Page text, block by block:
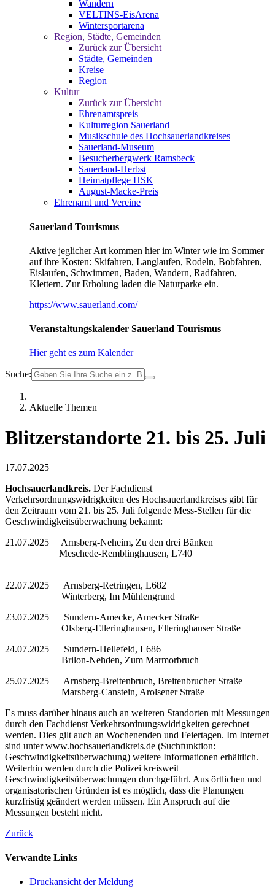
Wandern
VELTINS-EisArena
Wintersportarena
Region, Städte, Gemeinden
Zurück zur Übersicht
Städte, Gemeinden
Kreise
Region
Kultur
Zurück zur Übersicht
Ehrenamtspreis
Kulturregion Sauerland
Musikschule des Hochsauerlandkreises
Sauerland-Museum
Besucherbergwerk Ramsbeck
Sauerland-Herbst
Heimatpflege HSK
August-Macke-Preis
Ehrenamt und Vereine
Sauerland Tourismus
Aktive jeglicher Art kommen hier im Winter wie im Sommer
auf ihre Kosten: Skifahren, Langlaufen, Rodeln, Bobfahren,
Eislaufen, Schwimmen, Baden, Wandern, Radfahren,
Klettern. Zur Erholung laden die Naturparke ein.
https://www.sauerland.com/
Veranstaltungskalender Sauerland Tourismus
Hier geht es zum Kalender
Suche:
Aktuelle Themen
Blitzerstandorte 21. bis 25. Juli
17.07.2025
Hochsauerlandkreis. Der Fachdienst
Verkehrsordnungswidrigkeiten des Hochsauerlandkreises gibt für
den Zeitraum vom 21. bis 25. Juli folgende Mess-Stellen für die
Geschwindigkeitsüberwachung bekannt:
21.07.2025 Arnsberg-Neheim, Zu den drei Bänken
Meschede-Remblinghausen, L740
22.07.2025 Arnsberg-Retringen, L682
Winterberg, Im Mühlengrund
23.07.2025 Sundern-Amecke, Amecker Straße
Olsberg-Elleringhausen, Elleringhauser Straße
24.07.2025 Sundern-Hellefeld, L686
Brilon-Nehden, Zum Marmorbruch
25.07.2025 Arnsberg-Breitenbruch, Breitenbrucher Straße
Marsberg-Canstein, Arolsener Straße
Es muss darüber hinaus auch an weiteren Standorten mit Messungen
durch den Fachdienst Verkehrsordnungswidrigkeiten gerechnet
werden. Dies gilt auch an Wochenenden und Feiertagen. Im Internet
sind unter www.hochsauerlandkreis.de (Suchfunktion:
Geschwindigkeitsüberwachung) weitere Informationen erhältlich.
Weiterhin werden durch die Polizei kreisweit
Geschwindigkeitsüberwachungen durchgeführt. Aus örtlichen und
organisatorischen Gründen ist es möglich, dass die Planungen
kurzfristig geändert werden müssen. Ein Anspruch auf die
Messungen besteht nicht.
Zurück
Verwandte Links
Druckansicht der Meldung